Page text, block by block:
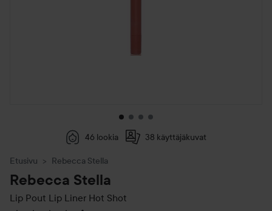
46 lookia 38 käyttäjäkuvat
Etusivu Rebecca Stella
Rebecca Stella
Lip Pout Lip Liner Hot Shot